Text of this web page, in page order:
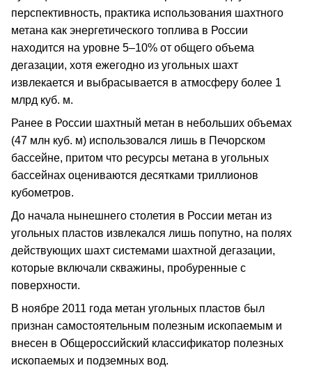
перспективность, практика использования шахтного
метана как энергетического топлива в России
находится на уровне 5–10% от общего объема
дегазации, хотя ежегодно из угольных шахт
извлекается и выбрасывается в атмосферу более 1
млрд куб. м.
Ранее в России шахтный метан в небольших объемах
(47 млн куб. м) использовался лишь в Печорском
бассейне, притом что ресурсы метана в угольных
бассейнах оцениваются десятками триллионов
кубометров.
До начала нынешнего столетия в России метан из
угольных пластов извлекался лишь попутно, на полях
действующих шахт системами шахтной дегазации,
которые включали скважины, пробуренные с
поверхности.
В ноябре 2011 года метан угольных пластов был
признан самостоятельным полезным ископаемым и
внесен в Общероссийский классификатор полезных
ископаемых и подземных вод.